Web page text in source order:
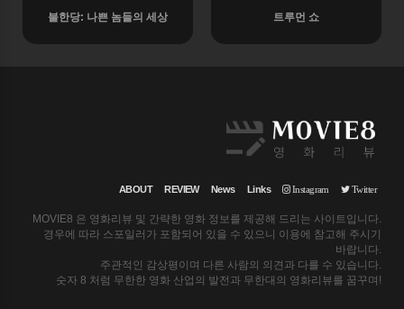
불한당: 나쁜 놈들의 세상 트루먼 쇼
ABOUT REVIEW News Links Instagram Twitter
MOVIE8 은 영화리뷰 및 간략한 영화 정보를 제공해 드리는 사이트입니다.
경우에 따라 스포일러가 포함되어 있을 수 있으니 이용에 참고해 주시기
바랍니다.
주관적인 감상평이며 다른 사람의 의견과 다를 수 있습니다.
숫자 8 처럼 무한한 영화 산업의 발전과 무한대의 영화리뷰를 꿈꾸며!